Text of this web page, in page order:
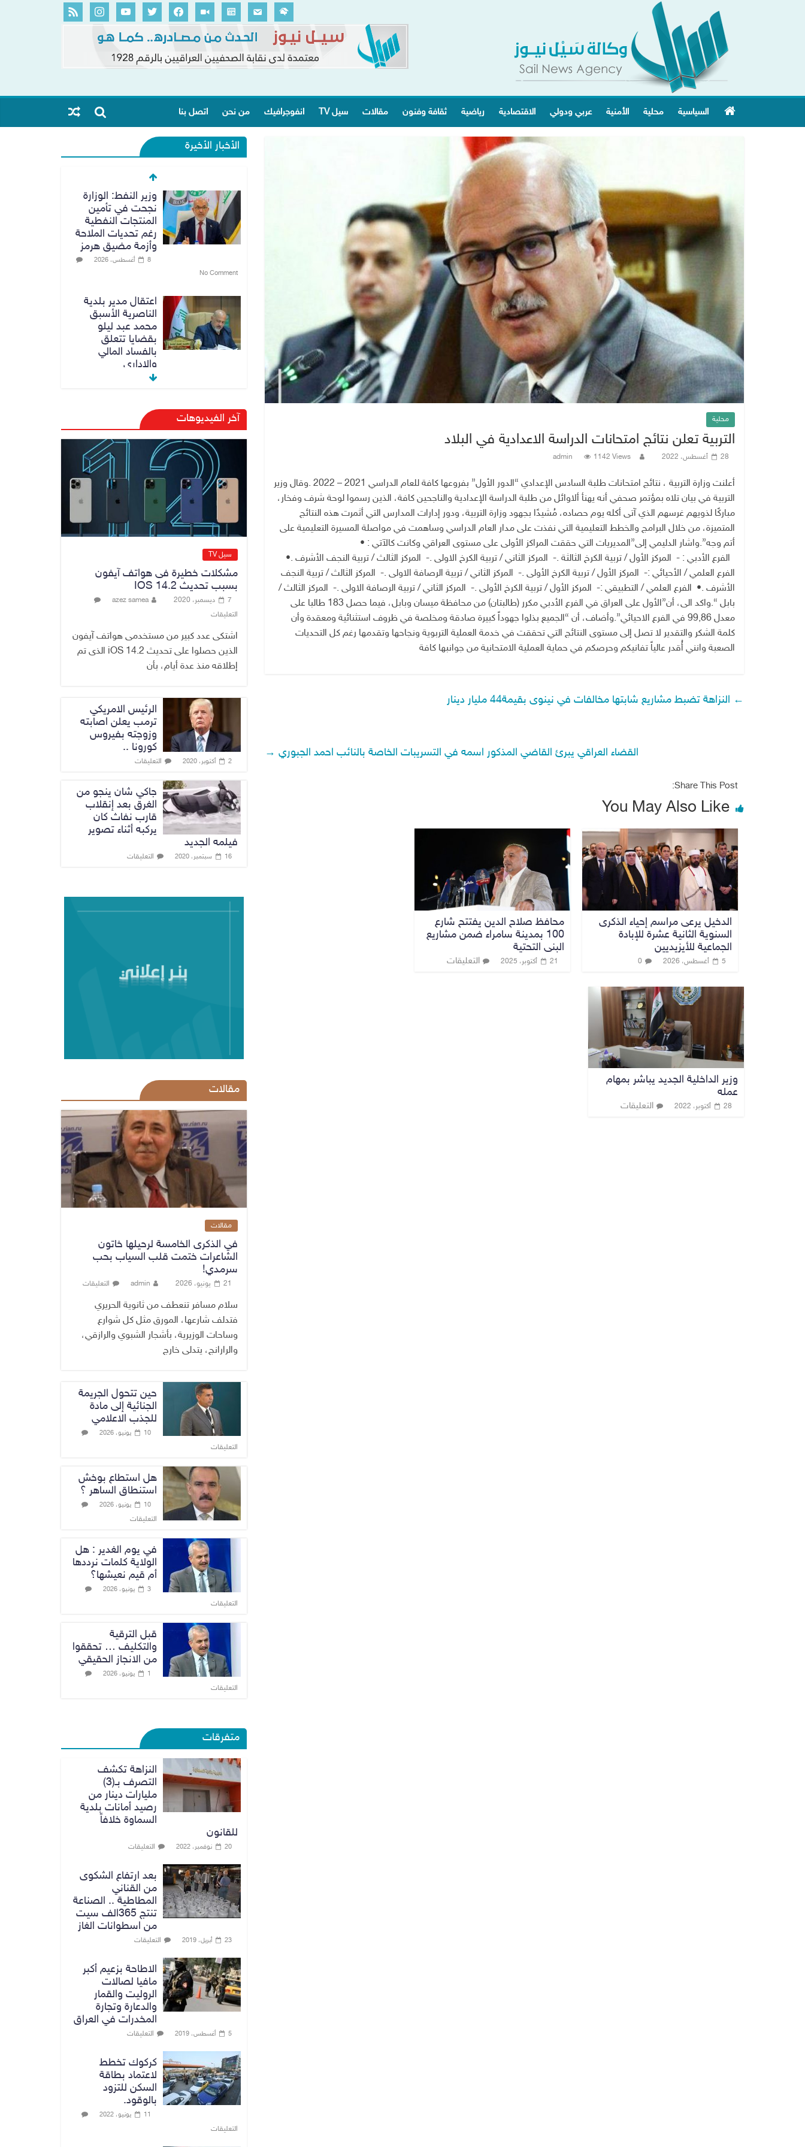
السياسية محلية الأمنية عربي ودولي الاقتصادية رياضية ثقافة وفنون مقالات سيل TV انفوجرافيك من نحن اتصل بنا
محلية
التربية تعلن نتائج امتحانات الدراسة الاعدادية في البلاد
28 أغسطس، 2022 admin 1142 Views
أعلنت وزارة التربية ، نتائج امتحانات طلبة السادس الإعدادي “الدور الأول” بفروعها كافة للعام الدراسي 2021 – 2022 . وقال وزير
التربية في بيان تلاه بمؤتمر صحفي أنه يهنأ ألاوائل من طلبة الدراسة الإعدادية والناجحين كافة، الذين رسموا لوحة شرف وفخار،
مباركًا لذويهم غرسهم الذي آتى أكله يوم حصاده، مُشيدًا بجهود وزارة التربية، ودور إدارات المدارس التي أثمرت هذه النتائج
المتميزة، من خلال البرامج والخطط التعليمية التي نفذت على مدار العام الدراسي وساهمت في مواصلة المسيرة التعليمية على
أتم وجه”. واشار الدليمي إلى”المديريات التي حققت المراكز الأولى على مستوى العراقي وكانت كالآتي : •
الفرع الأدبي : - المركز الأول / تربية الكرخ الثالثة . - المركز الثاني / تربية الكرخ الاولى . - المركز الثالث / تربية النجف الأشرف . •
الفرع العلمي / الأحيائي : - المركز الأول / تربية الكرخ الأولى . - المركز الثاني / تربية الرصافة الاولى . - المركز الثالث / تربية النجف
الأشرف . • الفرع العلمي / التطبيقي : - المركز الأول / تربية الكرخ الأولى . - المركز الثاني / تربية الرصافة الاولى . - المركز الثالث /
بابل “. واكد الى، أن”الأول على العراق في الفرع الأدبي مكرر (طالبتان) من محافظة ميسان وبابل، فيما حصل 183 طالبا على
معدل 99,86 في الفرع الاحيائي”. وأضاف، أن “الجميع بذلوا جهوداً كبيرة صادقة ومخلصة في ظروف استثنائية ومعقدة وأن
كلمة الشكر والتقدير لا تصل إلى مستوى النتائج التي تحققت في خدمة العملية التربوية ونجاحها وتقدمها رغم كل التحديات
الصعبة وانني أُقدر عالياً تفانيكم وحرصكم في حماية العملية الامتحانية من جوانبها كافة
← النزاهة تضبط مشاريع شابتها مخالفات في نينوى بقيمة44 مليار دينار
القضاء العراقي يبرئ القاضي المذكور اسمه في التسريبات الخاصة بالنائب احمد الجبوري →
Share This Post:
You May Also Like
الدخيل يرعى مراسم إحياء الذكرى
السنوية الثانية عشرة للإبادة
الجماعية للأيزيديين
5 أغسطس، 2026 0
محافظ صلاح الدين يفتتح شارع
100 بمدينة سامراء ضمن مشاريع
البنى التحتية
21 أكتوبر، 2025 التعليقات
وزير الداخلية الجديد يباشر بمهام
عمله
28 أكتوبر، 2022 التعليقات
الأخبار الأخيرة
وزير النفط: الوزارة
نجحت في تأمين
المنتجات النفطية
رغم تحديات الملاحة
وأزمة مضيق هرمز
8 أغسطس، 2026
No Comment
اعتقال مدير بلدية
الناصرية الأسبق
محمد عبد ليلو
بقضايا تتعلق
بالفساد المالي
والاداري
No Comment
النزاهة تنفي مداهمة
منزل شقيق رئيس
وزراء سابق في
الكاظمية
8 أغسطس، 2026
No Comment
رئيس حكومة إقليم
بارزاني ينفي ما يشاع
عن وجود عسكري
8 أغسطس، 2026 No Comment
الدخيل يتابع ميدانياً
الاستراتيجية
بالموصل ويشدد
على ضرورة إنجازها
آخر الفيديوهات
سيل TV
مشكلات خطيرة فى هواتف آيفون
بسبب تحديث IOS 14.2
7 ديسمبر، 2020
azez samea
التعليقات
اشتكى عدد كبير من مستخدمى هواتف آيفون
الذين حصلوا على تحديث iOS 14.2 الذى تم
إطلاقه منذ عدة أيام، بأن
الرئيس الامريكي
ترمب يعلن اصابته
وزوجته بفيروس
كورونا ..
2 أكتوبر، 2020 التعليقات
جاكي شان ينجو من
الغرق بعد إنقلاب
قارب نفاث كان
يركبه أثناء تصوير
فيلمه الجديد
16 سبتمبر، 2020 التعليقات
مقالات
مقالات
في الذكرى الخامسة لرحيلها خاتون
الشاعرات ختمت قلب السياب بحب
سرمدي!
21 يونيو، 2026 admin التعليقات
سلام مسافر تنعطف من ثانوية الحريري
فتدلف شارعها، المورق مثل كل شوارع
وساحات الوزيرية، بأشجار الشبوي والرازقي،
والرارانج، يتدلى خارج
حين تتحول الجريمة
الجنائية إلى مادة
للجذب الاعلامي
10 يونيو، 2026
التعليقات
هل استطاع بوخش
استنطاق الساهر ؟
10 يونيو، 2026
التعليقات
في يوم الغدير : هل
الولاية كلمات نرددها
أم قيم نعيشها؟
3 يونيو، 2026
التعليقات
قبل الترقية
والتكليف … تحققوا
من الانجاز الحقيقي
1 يونيو، 2026
التعليقات
متفرقات
النزاهة تكشف
التصرف بـ(3)
مليارات دينار من
رصيد أمانات بلدية
السماوة خلافاً
للقانون
20 نوفمبر، 2022 التعليقات
بعد ارتفاع الشكوى
من القناني
المطاطية .. الصناعة
تنتج 365الف سيت
من اسطوانات الغاز
23 أبريل، 2019 التعليقات
الاطاحة بزعيم أكبر
مافيا لصالات
الروليت والقمار
والدعارة وتجارة
المخدرات في العراق
5 أغسطس، 2019 التعليقات
كركوك تخطط
لاعتماد بطاقة
السكن للتزود
بالوقود.
11 يونيو، 2022
التعليقات